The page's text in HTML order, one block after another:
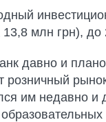
13,8 млн грн), до
давно и
розничный
им недавно и